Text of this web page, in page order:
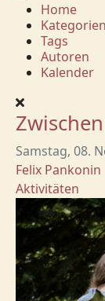
Home
Kategorien
Tags
Autoren
Kalender
Samstag, 08.
Felix Pankonin
Aktivitäten